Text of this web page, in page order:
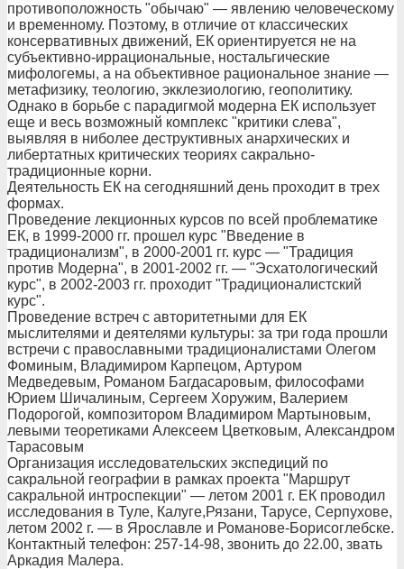
противоположность "обычаю" — явлению человеческому
и временному. Поэтому, в отличие от классических
консервативных движений, ЕК ориентируется не на
субъективно-иррациональные, ностальгические
мифологемы, а на объективное рациональное знание —
метафизику, теологию, экклезиологию, геополитику.
Однако в борьбе с парадигмой модерна ЕК использует
еще и весь возможный комплекс "критики слева",
выявляя в ниболее деструктивных анархических и
либертатных критических теориях сакрально-
традиционные корни.
Деятельность ЕК на сегодняшний день проходит в трех
формах.
Проведение лекционных курсов по всей проблематике
ЕК, в 1999-2000 гг. прошел курс "Введение в
традиционализм", в 2000-2001 гг. курс — "Традиция
против Модерна", в 2001-2002 гг. — "Эсхатологический
курс", в 2002-2003 гг. проходит "Традиционалистский
курс".
Проведение встреч с авторитетными для ЕК
мыслителями и деятелями культуры: за три года прошли
встречи с православными традиционалистами Олегом
Фоминым, Владимиром Карпецом, Артуром
Медведевым, Романом Багдасаровым, философами
Юрием Шичалиным, Сергеем Хоружим, Валерием
Подорогой, композитором Владимиром Мартыновым,
левыми теоретиками Алексеем Цветковым, Александром
Тарасовым
Организация исследовательских экспедиций по
сакральной географии в рамках проекта "Маршрут
сакральной интроспекции" — летом 2001 г. ЕК проводил
исследования в Туле, Калуге,Рязани, Тарусе, Серпухове,
летом 2002 г. — в Ярославле и Романове-Борисоглебске.
Контактный телефон: 257-14-98, звонить до 22.00, звать
Аркадия Малера.